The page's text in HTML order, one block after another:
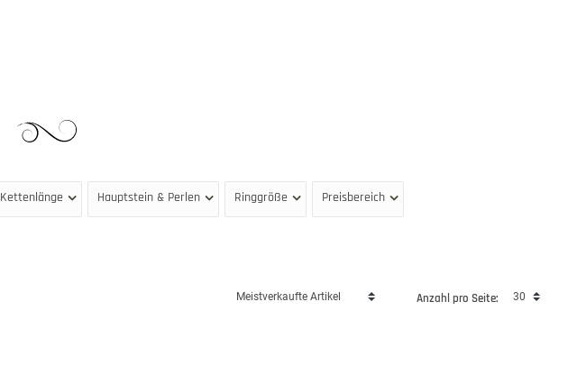
Kettenlänge Hauptstein & Perlen Ringgröße Preisbereich
Anzahl pro Seite: